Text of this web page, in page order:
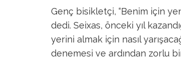
Genç bisikletçi, “Benim için
dedi. Seixas, önceki yıl
yerini almak için nasıl
denemesi ve ardından zorlu